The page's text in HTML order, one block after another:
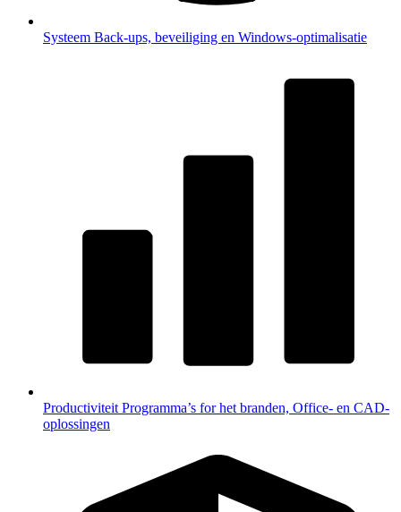
Systeem Back-ups, beveiliging en Windows-optimalisatie
Productiviteit Programma’s for het branden, Office- en CAD-
oplossingen